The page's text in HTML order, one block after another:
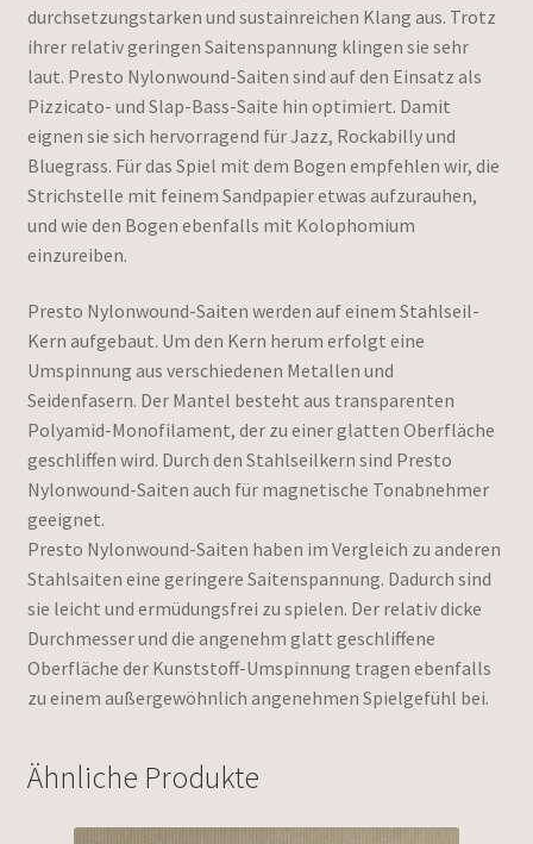
durchsetzungstarken und sustainreichen Klang aus. Trotz
ihrer relativ geringen Saitenspannung klingen sie sehr
laut. Presto Nylonwound-Saiten sind auf den Einsatz als
Pizzicato- und Slap-Bass-Saite hin optimiert. Damit
eignen sie sich hervorragend für Jazz, Rockabilly und
Bluegrass. Für das Spiel mit dem Bogen empfehlen wir, die
Strichstelle mit feinem Sandpapier etwas aufzurauhen,
und wie den Bogen ebenfalls mit Kolophomium
einzureiben.
Presto Nylonwound-Saiten werden auf einem Stahlseil-
Kern aufgebaut. Um den Kern herum erfolgt eine
Umspinnung aus verschiedenen Metallen und
Seidenfasern. Der Mantel besteht aus transparenten
Polyamid-Monofilament, der zu einer glatten Oberfläche
geschliffen wird. Durch den Stahlseilkern sind Presto
Nylonwound-Saiten auch für magnetische Tonabnehmer
geeignet.
Presto Nylonwound-Saiten haben im Vergleich zu anderen
Stahlsaiten eine geringere Saitenspannung. Dadurch sind
sie leicht und ermüdungsfrei zu spielen. Der relativ dicke
Durchmesser und die angenehm glatt geschliffene
Oberfläche der Kunststoff-Umspinnung tragen ebenfalls
zu einem außergewöhnlich angenehmen Spielgefühl bei.
Ähnliche Produkte